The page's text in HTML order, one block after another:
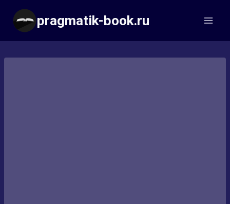
Перейти
содержимому
pragmatik-book.ru